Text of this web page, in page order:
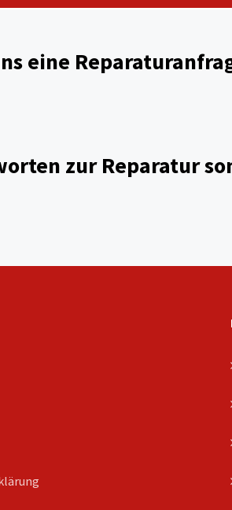
eine
zur Reparatur